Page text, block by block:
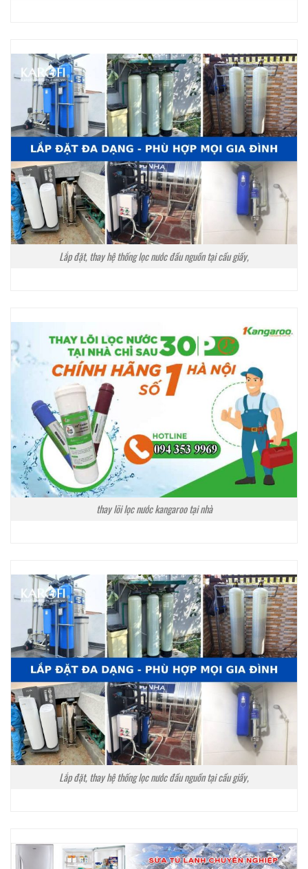
Lắp đặt, thay hệ thống lọc nước đầu nguồn tại cầu giấy,
thay lõi lọc nước kangaroo tại nhà
Lắp đặt, thay hệ thống lọc nước đầu nguồn tại cầu giấy,